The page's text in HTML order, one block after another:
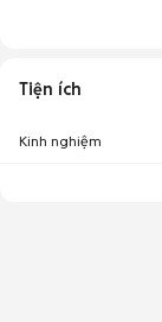
Tiện ích
Kinh nghiệm